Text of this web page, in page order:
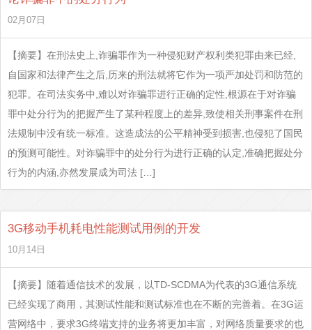
02月07日
【摘要】在刑法史上,诈骗罪作为一种侵犯财产权利类犯罪由来已经,
自国家和法律产生之后,历来的刑法就将它作为一项严加处罚和防范的
犯罪。在司法实务中,难以对诈骗罪进行正确的定性,根源在于对诈骗
罪中处分行为的把握产生了某种程度上的差异,致使相关刑事案件在刑
法规制中没有统一标准。这造成法的公平精神受到损害,也侵犯了国民
的预测可能性。对诈骗罪中的处分行为进行正确的认定,准确把握处分
行为的内涵,亦然发展成为司法 […]
3G移动手机耗电性能测试用例的开发
10月14日
【摘要】随着通信技术的发展，以TD-SCDMA为代表的3G通信系统
已经实现了商用，其测试性能和测试标准也在不断的完善着。在3G运
营网络中，要求3G终端支持的业务将更加丰富，对网络质量要求的也